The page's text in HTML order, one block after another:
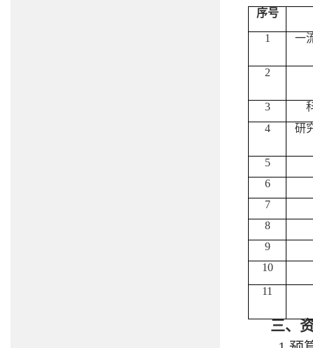
序号
1 一
2
3
4
研
5
6
7
8
9
10
11
三、